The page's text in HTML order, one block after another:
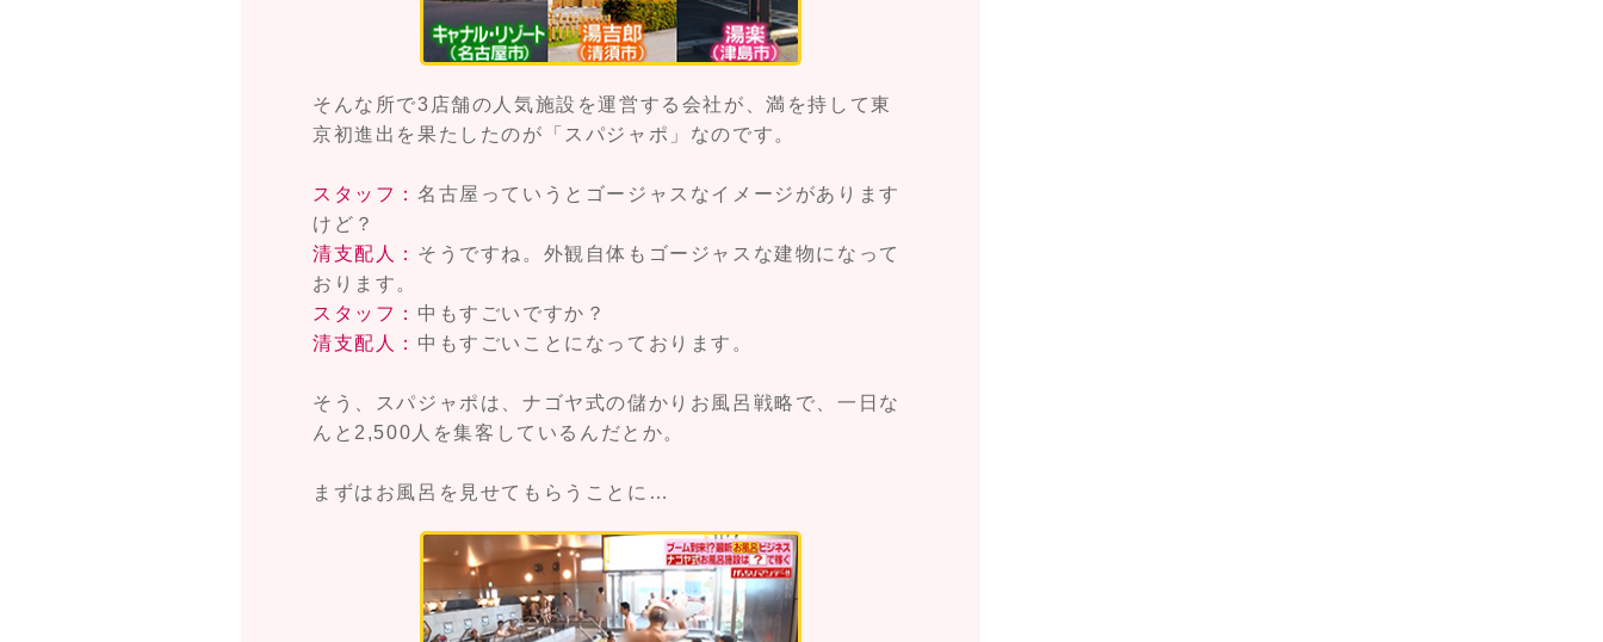
そんな所で3店舗の人気施設を運営する会社が、満を持して東
京初進出を果たしたのが「スパジャポ」なのです。
スタッフ： 名古屋っていうとゴージャスなイメージがあります
けど？
清支配人： そうですね。外観自体もゴージャスな建物になって
おります。
スタッフ： 中もすごいですか？
清支配人： 中もすごいことになっております。
そう、スパジャポは、ナゴヤ式の儲かりお風呂戦略で、一日な
んと2,500人を集客しているんだとか。
まずはお風呂を見せてもらうことに…